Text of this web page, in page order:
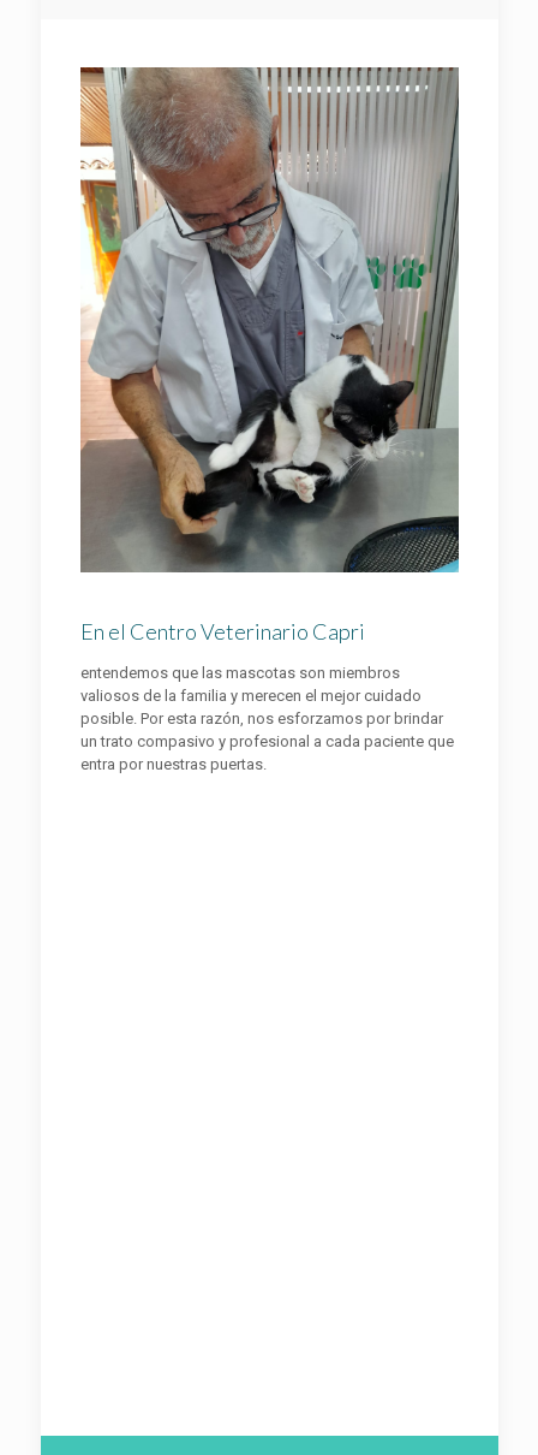
En el Centro Veterinario Capri
entendemos que las mascotas son miembros
valiosos de la familia y merecen el mejor cuidado
posible. Por esta razón, nos esforzamos por brindar
un trato compasivo y profesional a cada paciente que
entra por nuestras puertas.